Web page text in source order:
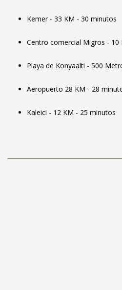
Kemer - 33 KM - 30 minutos
Centro comercial Migros - 10
Playa de Konyaalti - 500
Aeropuerto 28 KM - 28
Kaleici - 12 KM - 25 minutos